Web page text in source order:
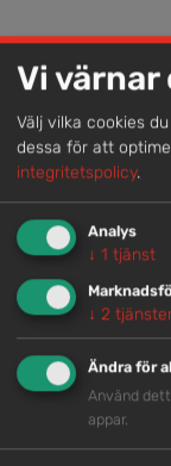
Lokal
Genom
Snabb
Vi har
Trygg
Våra
Vi
Välj vilka cookies
dessa för att
integritetspolicy.
Analys
↓ 1 tjänst
↓ 2
Ändra för
Använd
appar.